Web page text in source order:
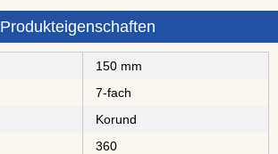
Produkteigenschaften
150 mm
7-fach
⁠⁠⁠Korund
360